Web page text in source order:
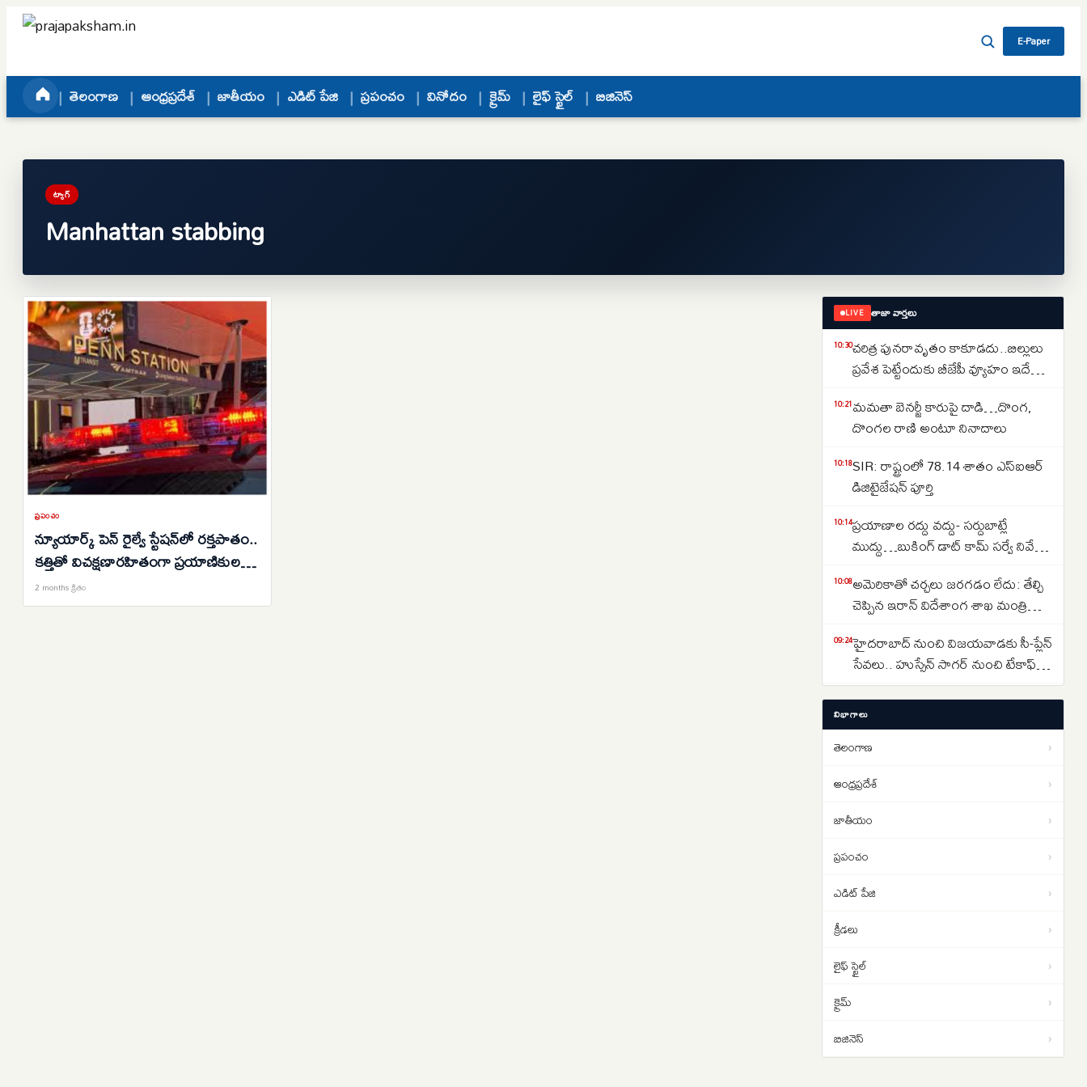
Skip to content
E-Paper
తెలంగాణ ఆంధ్రప్రదేశ్ జాతీయం ఎడిట్ పేజి ప్రపంచం వినోదం క్రైమ్ లైఫ్ స్టైల్ బిజినెస్
ట్యాగ్
Manhattan stabbing
ప్రపంచం
న్యూయార్క్ పెన్ రైల్వే స్టేషన్‌లో రక్తపాతం..
కత్తితో విచక్షణారహితంగా ప్రయాణికులపై
దుండగుడు దాడి..ఆరుగురికి
గాయాలు..అరెస్ట్..
2 months క్రితం
LIVE తాజా వార్తలు
10:30చరిత్ర పునరావృతం కాకూడదు..బిల్లులు
ప్రవేశ పెట్టేందుకు బీజేపీ వ్యూహం ఇదే
10:21మమతా బెనర్జీ కారుపై దాడి…దొంగ,
దొంగల రాణి అంటూ నినాదాలు
10:18SIR: రాష్ట్రంలో 78.14 శాతం ఎస్ఐఆర్
డిజిటైజేషన్ పూర్తి
10:14ప్రయాణాల రద్దు వద్దు- సర్దుబాట్లే
ముద్దు…బుకింగ్ డాట్ కామ్ సర్వే నివేదిక
10:08అమెరికాతో చర్చలు జరగడం లేదు: తేల్చి
చెప్పిన ఇరాన్ విదేశాంగ శాఖ మంత్రి
09:24హైదరాబాద్ నుంచి విజయవాడకు సీ-ప్లేన్
సేవలు.. హుస్సేన్ సాగర్ నుంచి టేకాఫ్..
ప్రకాశం బ్యారేజీ వద్ద ల్యాండింగ్..
09:16గొడ్డలి పట్టిన అయ్యప్ప భక్తుడు
నయనతార అంకితభావంతో
పనిచేశారు.. ‘టాక్సిక్’ ట్రైలర్ రిలీజ్ లో
హీరో యష్
విభాగాలు
తెలంగాణ ›
ఆంధ్రప్రదేశ్ ›
జాతీయం ›
ప్రపంచం ›
ఎడిట్ పేజి ›
క్రీడలు ›
లైఫ్ స్టైల్ ›
క్రైమ్ ›
బిజినెస్ ›